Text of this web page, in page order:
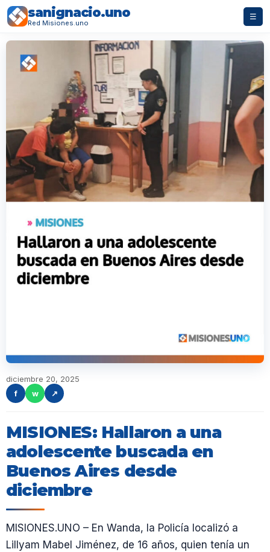
sanignacio.uno
Red Misiones.uno
☰
diciembre 20, 2025
f
w ↗
MISIONES: Hallaron a una
adolescente buscada en
Buenos Aires desde
diciembre
MISIONES.UNO – En Wanda, la Policía localizó a
Lillyam Mabel Jiménez, de 16 años, quien tenía un